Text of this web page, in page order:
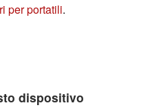
per portatili.
dispositivo